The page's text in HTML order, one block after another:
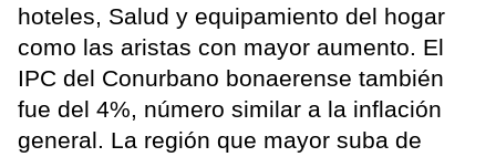
hoteles, Salud y equipamiento del hogar
como las aristas con mayor aumento. El
IPC del Conurbano bonaerense también
fue del 4%, número similar a la inflación
general. La región que mayor suba de